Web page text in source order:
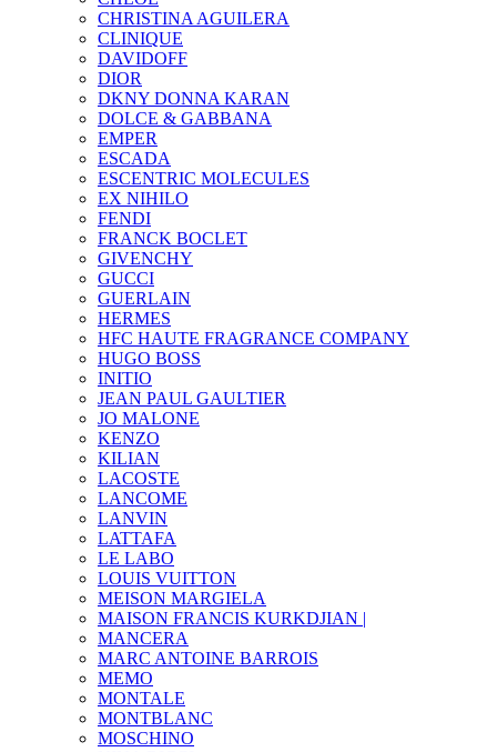
CHRISTINA AGUILERA
CLINIQUE
DAVIDOFF
DIOR
DKNY DONNA KARAN
DOLCE & GABBANA
EMPER
ESCADA
ESCENTRIC MOLECULES
EX NIHILO
FENDI
FRANCK BOCLET
GIVENCHY
GUCCI
GUERLAIN
HERMES
HFC HAUTE FRAGRANCE COMPANY
HUGO BOSS
INITIO
JEAN PAUL GAULTIER
JO MALONE
KENZO
KILIAN
LACOSTE
LANCOME
LANVIN
LATTAFA
LE LABO
LOUIS VUITTON
MEISON MARGIELA
MAISON FRANCIS KURKDJIAN |
MANCERA
MARC ANTOINE BARROIS
MEMO
MONTALE
MONTBLANC
MOSCHINO